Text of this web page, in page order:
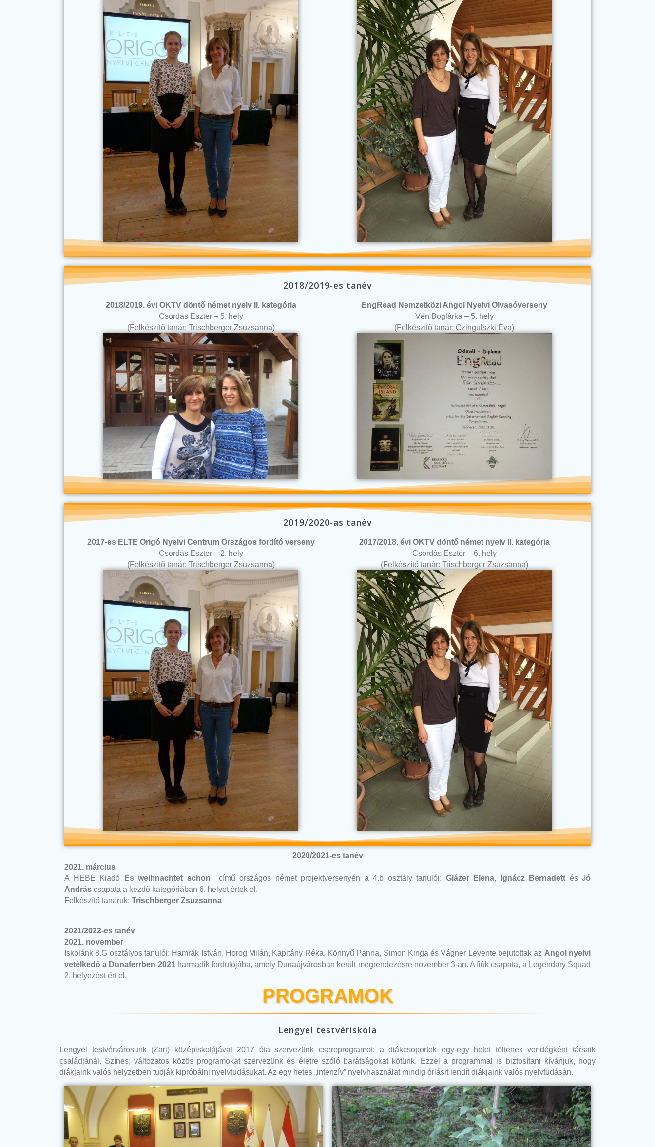
2018/2019-es tanév
2018/2019. évi OKTV döntő német nyelv II. kategória
Csordás Eszter – 5. hely
(Felkészítő tanár: Trischberger Zsuzsanna)
EngRead Nemzetközi Angol Nyelvi Olvasóverseny
Vén Boglárka – 5. hely
(Felkészítő tanár: Czingulszki Éva)
2019/2020-as tanév
2017-es ELTE Origó Nyelvi Centrum Országos fordító verseny
Csordás Eszter – 2. hely
(Felkészítő tanár: Trischberger Zsuzsanna)
2017/2018. évi OKTV döntő német nyelv II. kategória
Csordás Eszter – 6. hely
(Felkészítő tanár: Trischberger Zsuzsanna)
2020/2021-es tanév
2021. március
A HEBE Kiadó
Es weihnachtet schon című országos német projektversenyén a 4.b osztály tanulói: Glázer Elena, Ignácz Bernadett és Jó
András csapata a kezdő kategóriában 6. helyet értek el.
Felkészítő tanáruk: Trischberger Zsuzsanna
2021/2022-es tanév
2021. november
Iskolánk 8.G osztályos tanulói: Hamrák István, Horog Milán, Kapitány Réka, Könnyű Panna, Simon Kinga és Vágner Levente bejutottak az Angol nyelvi
vetélkedő a Dunaferrben 2021harmadik fordulójába, amely Dunaújvárosban került megrendezésre november 3-án. A fiúk csapata, a Legendary Squad
2. helyezést ért el.
PROGRAMOK
Lengyel testvériskola
Lengyel testvérvárosunk (Żari) középiskolájával 2017 óta szervezünk csereprogramot; a diákcsoportok egy-egy hetet töltenek vendégként társaik
családjánál. Színes, változatos közös programokat szervezünk és életre szóló barátságokat kötünk. Ezzel a programmal is biztosítani kívánjuk, hogy
diákjaink valós helyzetben tudják kipróbálni nyelvtudásukat. Az egy hetes „intenzív” nyelvhasználat mindig óriásit lendít diákjaink valós nyelvtudásán.